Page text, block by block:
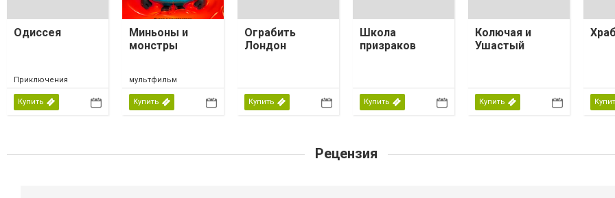
Одиссея
Приключения
Купить
Миньоны и
монстры
мультфильм
Купить
Ограбить
Лондон
Купить
Школа
призраков
Купить
Колючая и
Ушастый
Купить
Рецензия